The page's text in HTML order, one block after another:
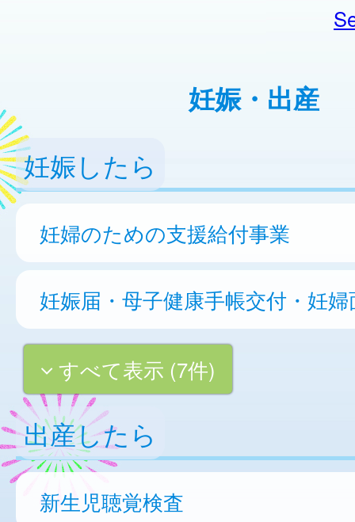
妊娠・出産
妊娠したら
妊婦のための支援給付事業
妊娠届・母子健康手帳交付・妊婦
すべて表示 (7件)
出産したら
新生児聴覚検査